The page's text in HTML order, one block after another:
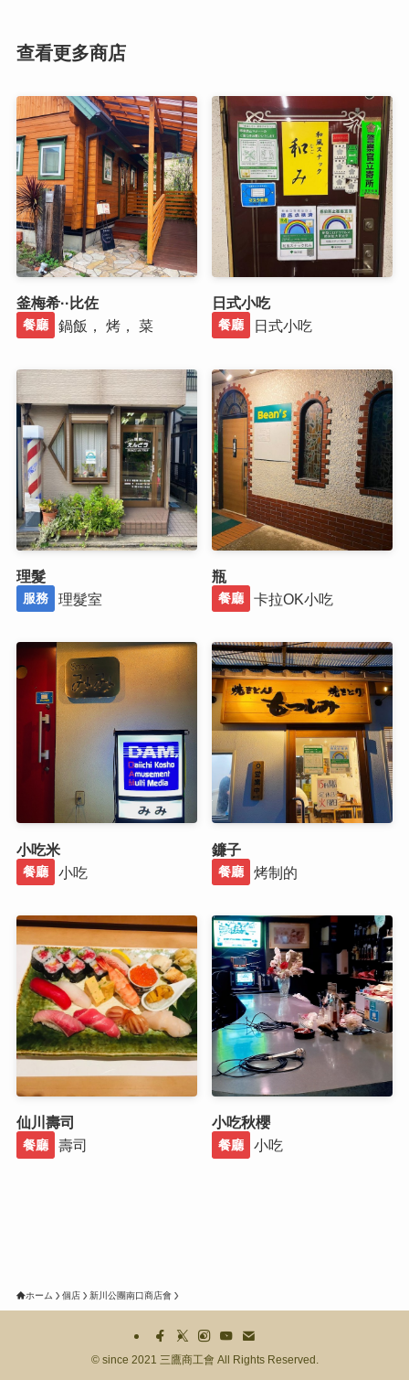
查看更多商店
釜梅希··比佐
餐廳 鍋飯， 烤， 菜
日式小吃
餐廳 日式小吃
理髮
服務 理髮室
瓶
餐廳 卡拉OK小吃
小吃米
餐廳 小吃
鐮子
餐廳 烤制的
仙川壽司
餐廳 壽司
小吃秋櫻
餐廳 小吃
ホーム 個店 新川公團南口商店會
©since 2021 三鷹商工會 All Rights Reserved.